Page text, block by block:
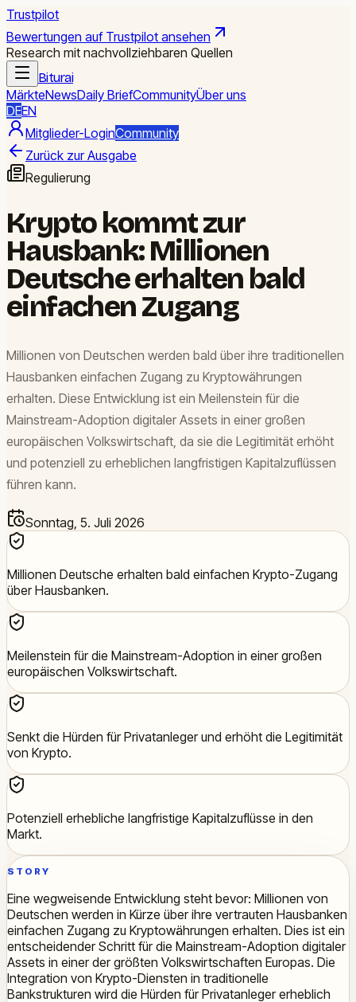
Trustpilot
Bewertungen auf Trustpilot ansehen
Research mit nachvollziehbaren Quellen
Biturai
MärkteNewsDaily BriefCommunityÜber uns
DEEN
Mitglieder-LoginCommunity
Zurück zur Ausgabe
Regulierung
Krypto kommt zur
Hausbank: Millionen
Deutsche erhalten bald
einfachen Zugang
Millionen von Deutschen werden bald über ihre traditionellen
Hausbanken einfachen Zugang zu Kryptowährungen
erhalten. Diese Entwicklung ist ein Meilenstein für die
Mainstream-Adoption digitaler Assets in einer großen
europäischen Volkswirtschaft, da sie die Legitimität erhöht
und potenziell zu erheblichen langfristigen Kapitalzuflüssen
führen kann.
Sonntag, 5. Juli 2026
Millionen Deutsche erhalten bald einfachen Krypto-Zugang
über Hausbanken.
Meilenstein für die Mainstream-Adoption in einer großen
europäischen Volkswirtschaft.
Senkt die Hürden für Privatanleger und erhöht die Legitimität
von Krypto.
Potenziell erhebliche langfristige Kapitalzuflüsse in den
Markt.
STORY
Eine wegweisende Entwicklung steht bevor: Millionen von
Deutschen werden in Kürze über ihre vertrauten Hausbanken
einfachen Zugang zu Kryptowährungen erhalten. Dies ist ein
entscheidender Schritt für die Mainstream-Adoption digitaler
Assets in einer der größten Volkswirtschaften Europas. Die
Integration von Krypto-Diensten in traditionelle
Bankstrukturen wird die Hürden für Privatanleger erheblich